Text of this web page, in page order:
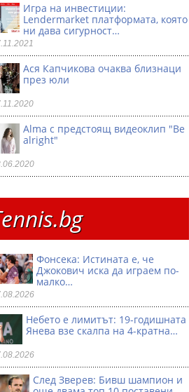
Игра на инвестиции:
Lendermarket платформата, която
ни дава сигурност…
Ася Капчикова очаква близнаци
през юли
Alma с предстоящ видеоклип "Be
alright"
Фонсека: Истината е, че
Джокович иска да играем по-
малко…
Небето е лимитът: 19-годишната
Янева взe скалпа на 4-кратна…
След Зверев: Бивш шампион и